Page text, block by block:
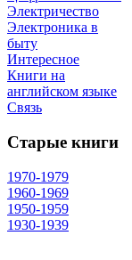
Электричество
Электроника в
быту
Интересное
Книги на
английском языке
Связь
Старые книги
1970-1979
1960-1969
1950-1959
1930-1939